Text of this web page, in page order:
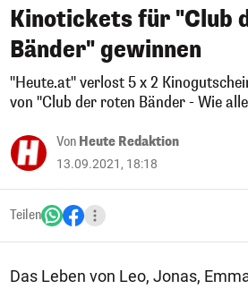
Kinotickets für "Club
Bänder" gewinnen
"Heute.at" verlost 5 x 2
von "Club der roten Bänder - Wie
Von Heute Redaktion
13.09.2021, 18:18
Teilen
Das Leben von Leo, Jonas,